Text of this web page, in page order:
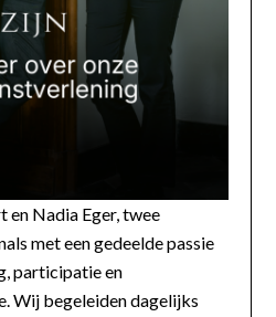
Nadia Eger, twee
met een gedeelde passie
participatie en
Wij begeleiden dagelijks